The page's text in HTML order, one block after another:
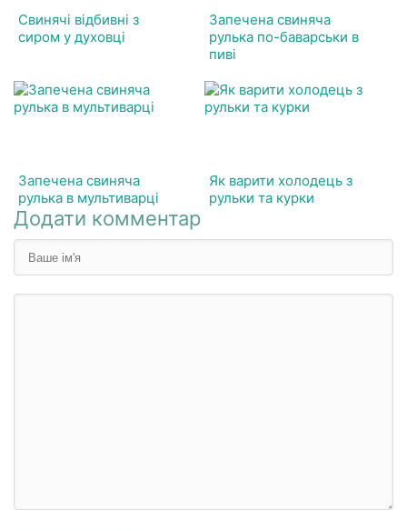
Свинячі відбивні з
сиром у духовці
Запечена свиняча
рулька по-баварськи в
пиві
Запечена свиняча
рулька в мультиварці
Як варити холодець з
рульки та курки
Додати комментар